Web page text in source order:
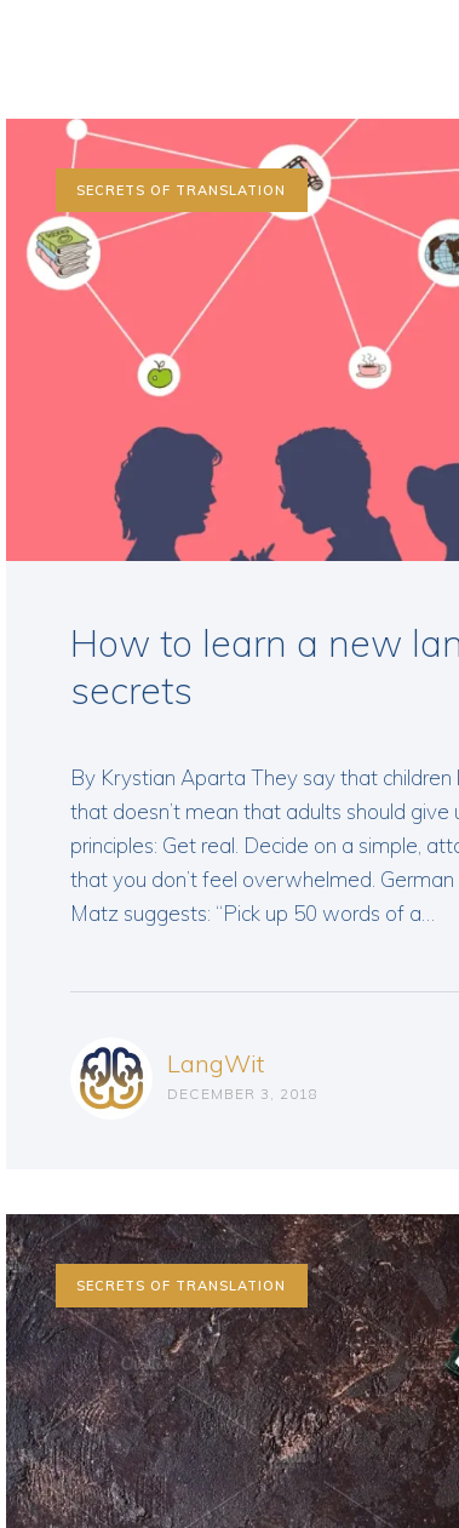
SECRETS OF TRANSLATION
How to learn a new
secrets
By Krystian Aparta They say that
that doesn’t mean that adults should give
principles: Get real. Decide on a simple,
that you don’t feel overwhelmed.
Matz suggests: “Pick up 50 words of a…
LangWit
DECEMBER 3, 2018
SECRETS OF TRANSLATION